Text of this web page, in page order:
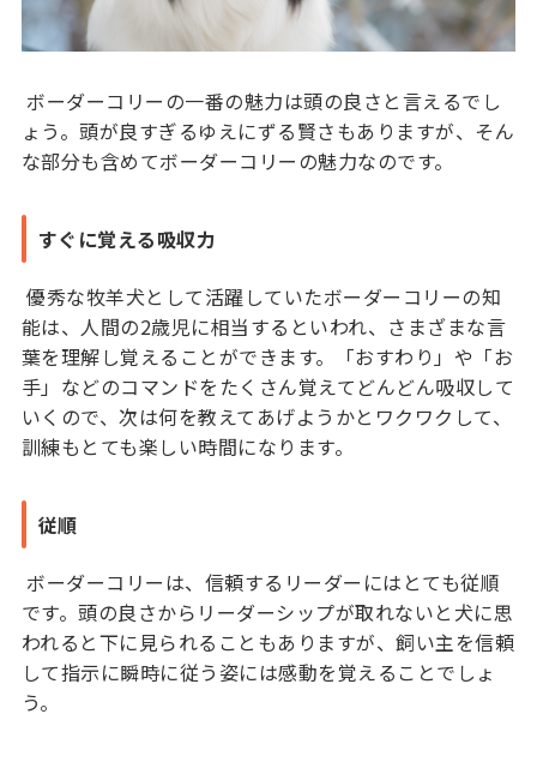
ボーダーコリーの一番の魅力は頭の良さと言えるでし
ょう。頭が良すぎるゆえにずる賢さもありますが、そん
な部分も含めてボーダーコリーの魅力なのです。
すぐに覚える吸収力
優秀な牧羊犬として活躍していたボーダーコリーの知
能は、人間の2歳児に相当するといわれ、さまざまな言
葉を理解し覚えることができます。「おすわり」や「お
手」などのコマンドをたくさん覚えてどんどん吸収して
いくので、次は何を教えてあげようかとワクワクして、
訓練もとても楽しい時間になります。
従順
ボーダーコリーは、信頼するリーダーにはとても従順
です。頭の良さからリーダーシップが取れないと犬に思
われると下に見られることもありますが、飼い主を信頼
して指示に瞬時に従う姿には感動を覚えることでしょ
う。